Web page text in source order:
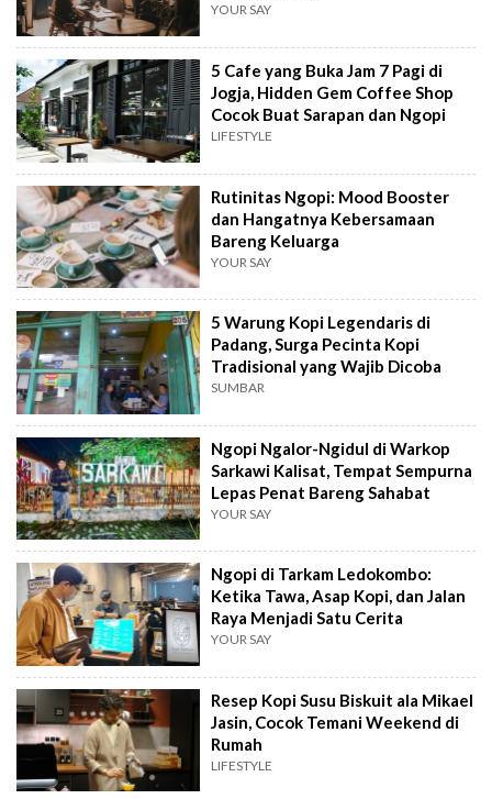
YOUR SAY
5 Cafe yang Buka Jam 7 Pagi di
Jogja, Hidden Gem Coffee Shop
Cocok Buat Sarapan dan Ngopi
LIFESTYLE
Rutinitas Ngopi: Mood Booster
dan Hangatnya Kebersamaan
Bareng Keluarga
YOUR SAY
5 Warung Kopi Legendaris di
Padang, Surga Pecinta Kopi
Tradisional yang Wajib Dicoba
SUMBAR
Ngopi Ngalor-Ngidul di Warkop
Sarkawi Kalisat, Tempat Sempurna
Lepas Penat Bareng Sahabat
YOUR SAY
Ngopi di Tarkam Ledokombo:
Ketika Tawa, Asap Kopi, dan Jalan
Raya Menjadi Satu Cerita
YOUR SAY
Resep Kopi Susu Biskuit ala Mikael
Jasin, Cocok Temani Weekend di
Rumah
LIFESTYLE